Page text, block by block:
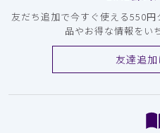
友だち追加で今すぐ使える550
品やお得な情報をい
友達追